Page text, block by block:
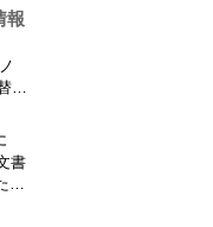
報
文
増
な
は
書
。